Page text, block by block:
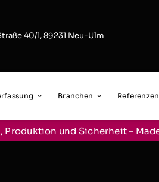
40/1, 89231 Neu-Ulm
Branchen Referenzen
Produktion und Sicherheit –